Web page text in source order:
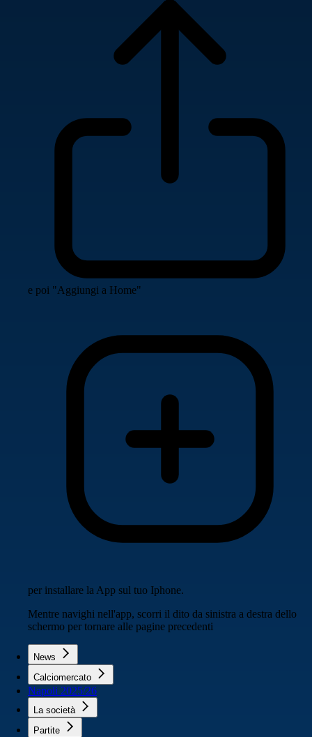
e poi "Aggiungi a Home"
per installare la App sul tuo Iphone.
Mentre navighi nell'app, scorri il dito da sinistra a destra dello
schermo per tornare alle pagine precedenti
News
Calciomercato
Napoli 2025/26
La società
Partite